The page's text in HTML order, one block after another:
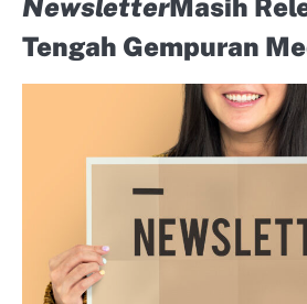
NewsletterMasih
Tengah Gempuran